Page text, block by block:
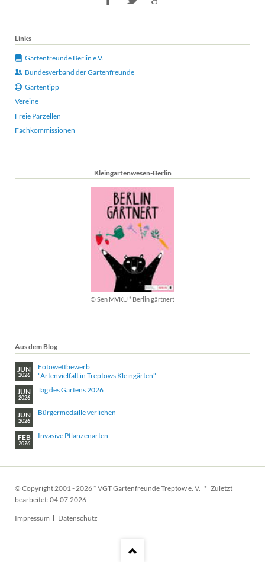
Links
Gartenfreunde Berlin e.V.
Bundesverband der Gartenfreunde
Gartentipp
Vereine
Freie Parzellen
Fachkommissionen
Kleingartenwesen-Berlin
© Sen MVKU * Berlin gärtnert
Aus dem Blog
JUN
2026
Fotowettbewerb
"Artenvielfalt in Treptows Kleingärten"
JUN
2026
Tag des Gartens 2026
JUN
2026
Bürgermedaille verliehen
FEB
2026
Invasive Pflanzenarten
© Copyright 2001 - 2026 * VGT Gartenfreunde Treptow e. V. * Zuletzt
bearbeitet: 04.07.2026
Navigation
Impressum Datenschutz